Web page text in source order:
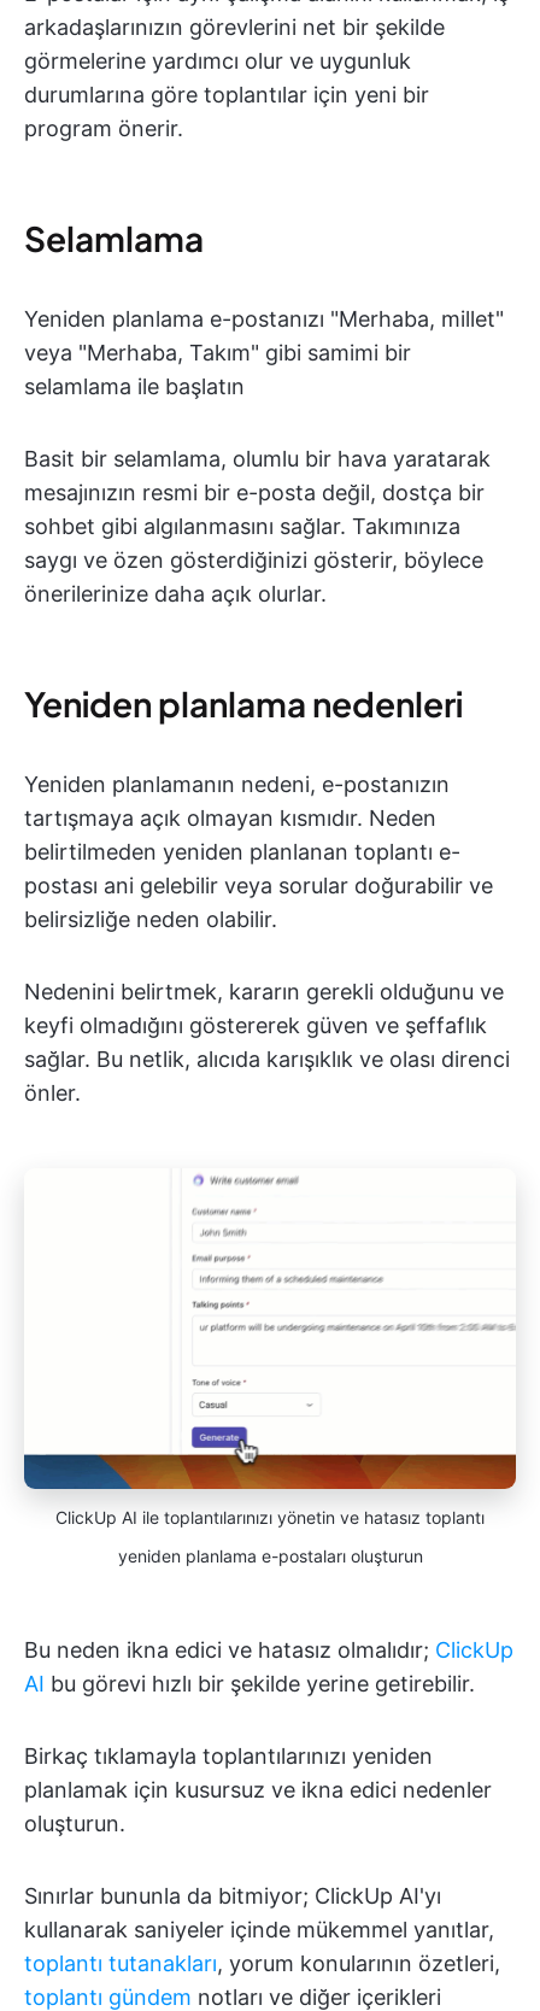
arkadaşlarınızın görevlerini net bir şekilde
görmelerine yardımcı olur ve uygunluk
durumlarına göre toplantılar için yeni bir
program önerir.
Selamlama
Yeniden planlama e-postanızı "Merhaba, millet"
veya "Merhaba, Takım" gibi samimi bir
selamlama ile başlatın
Basit bir selamlama, olumlu bir hava yaratarak
mesajınızın resmi bir e-posta değil, dostça bir
sohbet gibi algılanmasını sağlar. Takımınıza
saygı ve özen gösterdiğinizi gösterir, böylece
önerilerinize daha açık olurlar.
Yeniden planlama nedenleri
Yeniden planlamanın nedeni, e-postanızın
tartışmaya açık olmayan kısmıdır. Neden
belirtilmeden yeniden planlanan toplantı e-
postası ani gelebilir veya sorular doğurabilir ve
belirsizliğe neden olabilir.
Nedenini belirtmek, kararın gerekli olduğunu ve
keyfi olmadığını göstererek güven ve şeffaflık
sağlar. Bu netlik, alıcıda karışıklık ve olası direnci
önler.
ClickUp AI ile toplantılarınızı yönetin ve hatasız toplantı
yeniden planlama e-postaları oluşturun
Bu neden ikna edici ve hatasız olmalıdır; ClickUp
AI bu görevi hızlı bir şekilde yerine getirebilir.
Birkaç tıklamayla toplantılarınızı yeniden
planlamak için kusursuz ve ikna edici nedenler
oluşturun.
Sınırlar bununla da bitmiyor; ClickUp AI'yı
kullanarak saniyeler içinde mükemmel yanıtlar,
toplantı tutanakları, yorum konularının özetleri,
toplantı gündem notları ve diğer içerikleri